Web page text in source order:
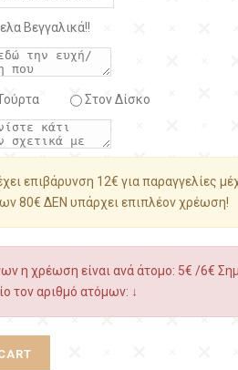
Βεγγαλικά!!
Στον Δίσκο
επιβάρυνση 12€ για παραγγελίες
80€ ΔΕΝ υπάρχει επιπλέον χρέωση!
η χρέωση είναι ανά άτομο: 5€ /6€
τον αριθμό ατόμων: ↓